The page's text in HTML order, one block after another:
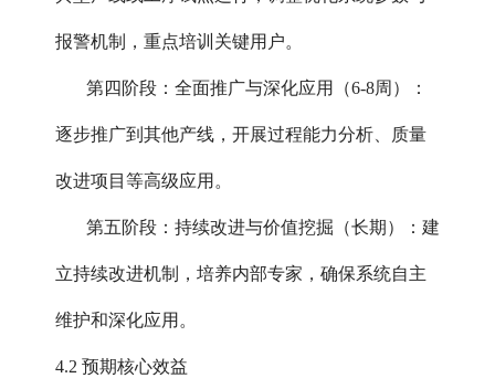
报警机制，重点培训关键用户。
第四阶段：全面推广与深化应用（6-8周）：
逐步推广到其他产线，开展过程能力分析、质量
改进项目等高级应用。
第五阶段：持续改进与价值挖掘（长期）：建
立持续改进机制，培养内部专家，确保系统自主
维护和深化应用。
4.2 预期核心效益